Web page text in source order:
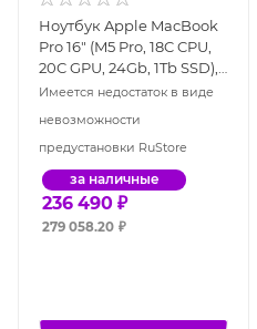
Ноутбук Apple MacBook
Pro 16" (M5 Pro, 18C CPU,
20C GPU, 24Gb, 1Tb SSD),
"чёрный космос"
Имеется недостаток в виде
невозможности
предустановки RuStore
за наличные
236 490 ₽
279 058.20 ₽